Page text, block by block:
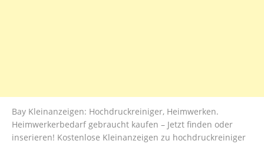
Bay Kleinanzeigen: Hochdruckreiniger, Heimwerken.
Heimwerkerbedarf gebraucht kaufen – Jetzt finden oder
inserieren! Kostenlose Kleinanzeigen zu hochdruckreiniger